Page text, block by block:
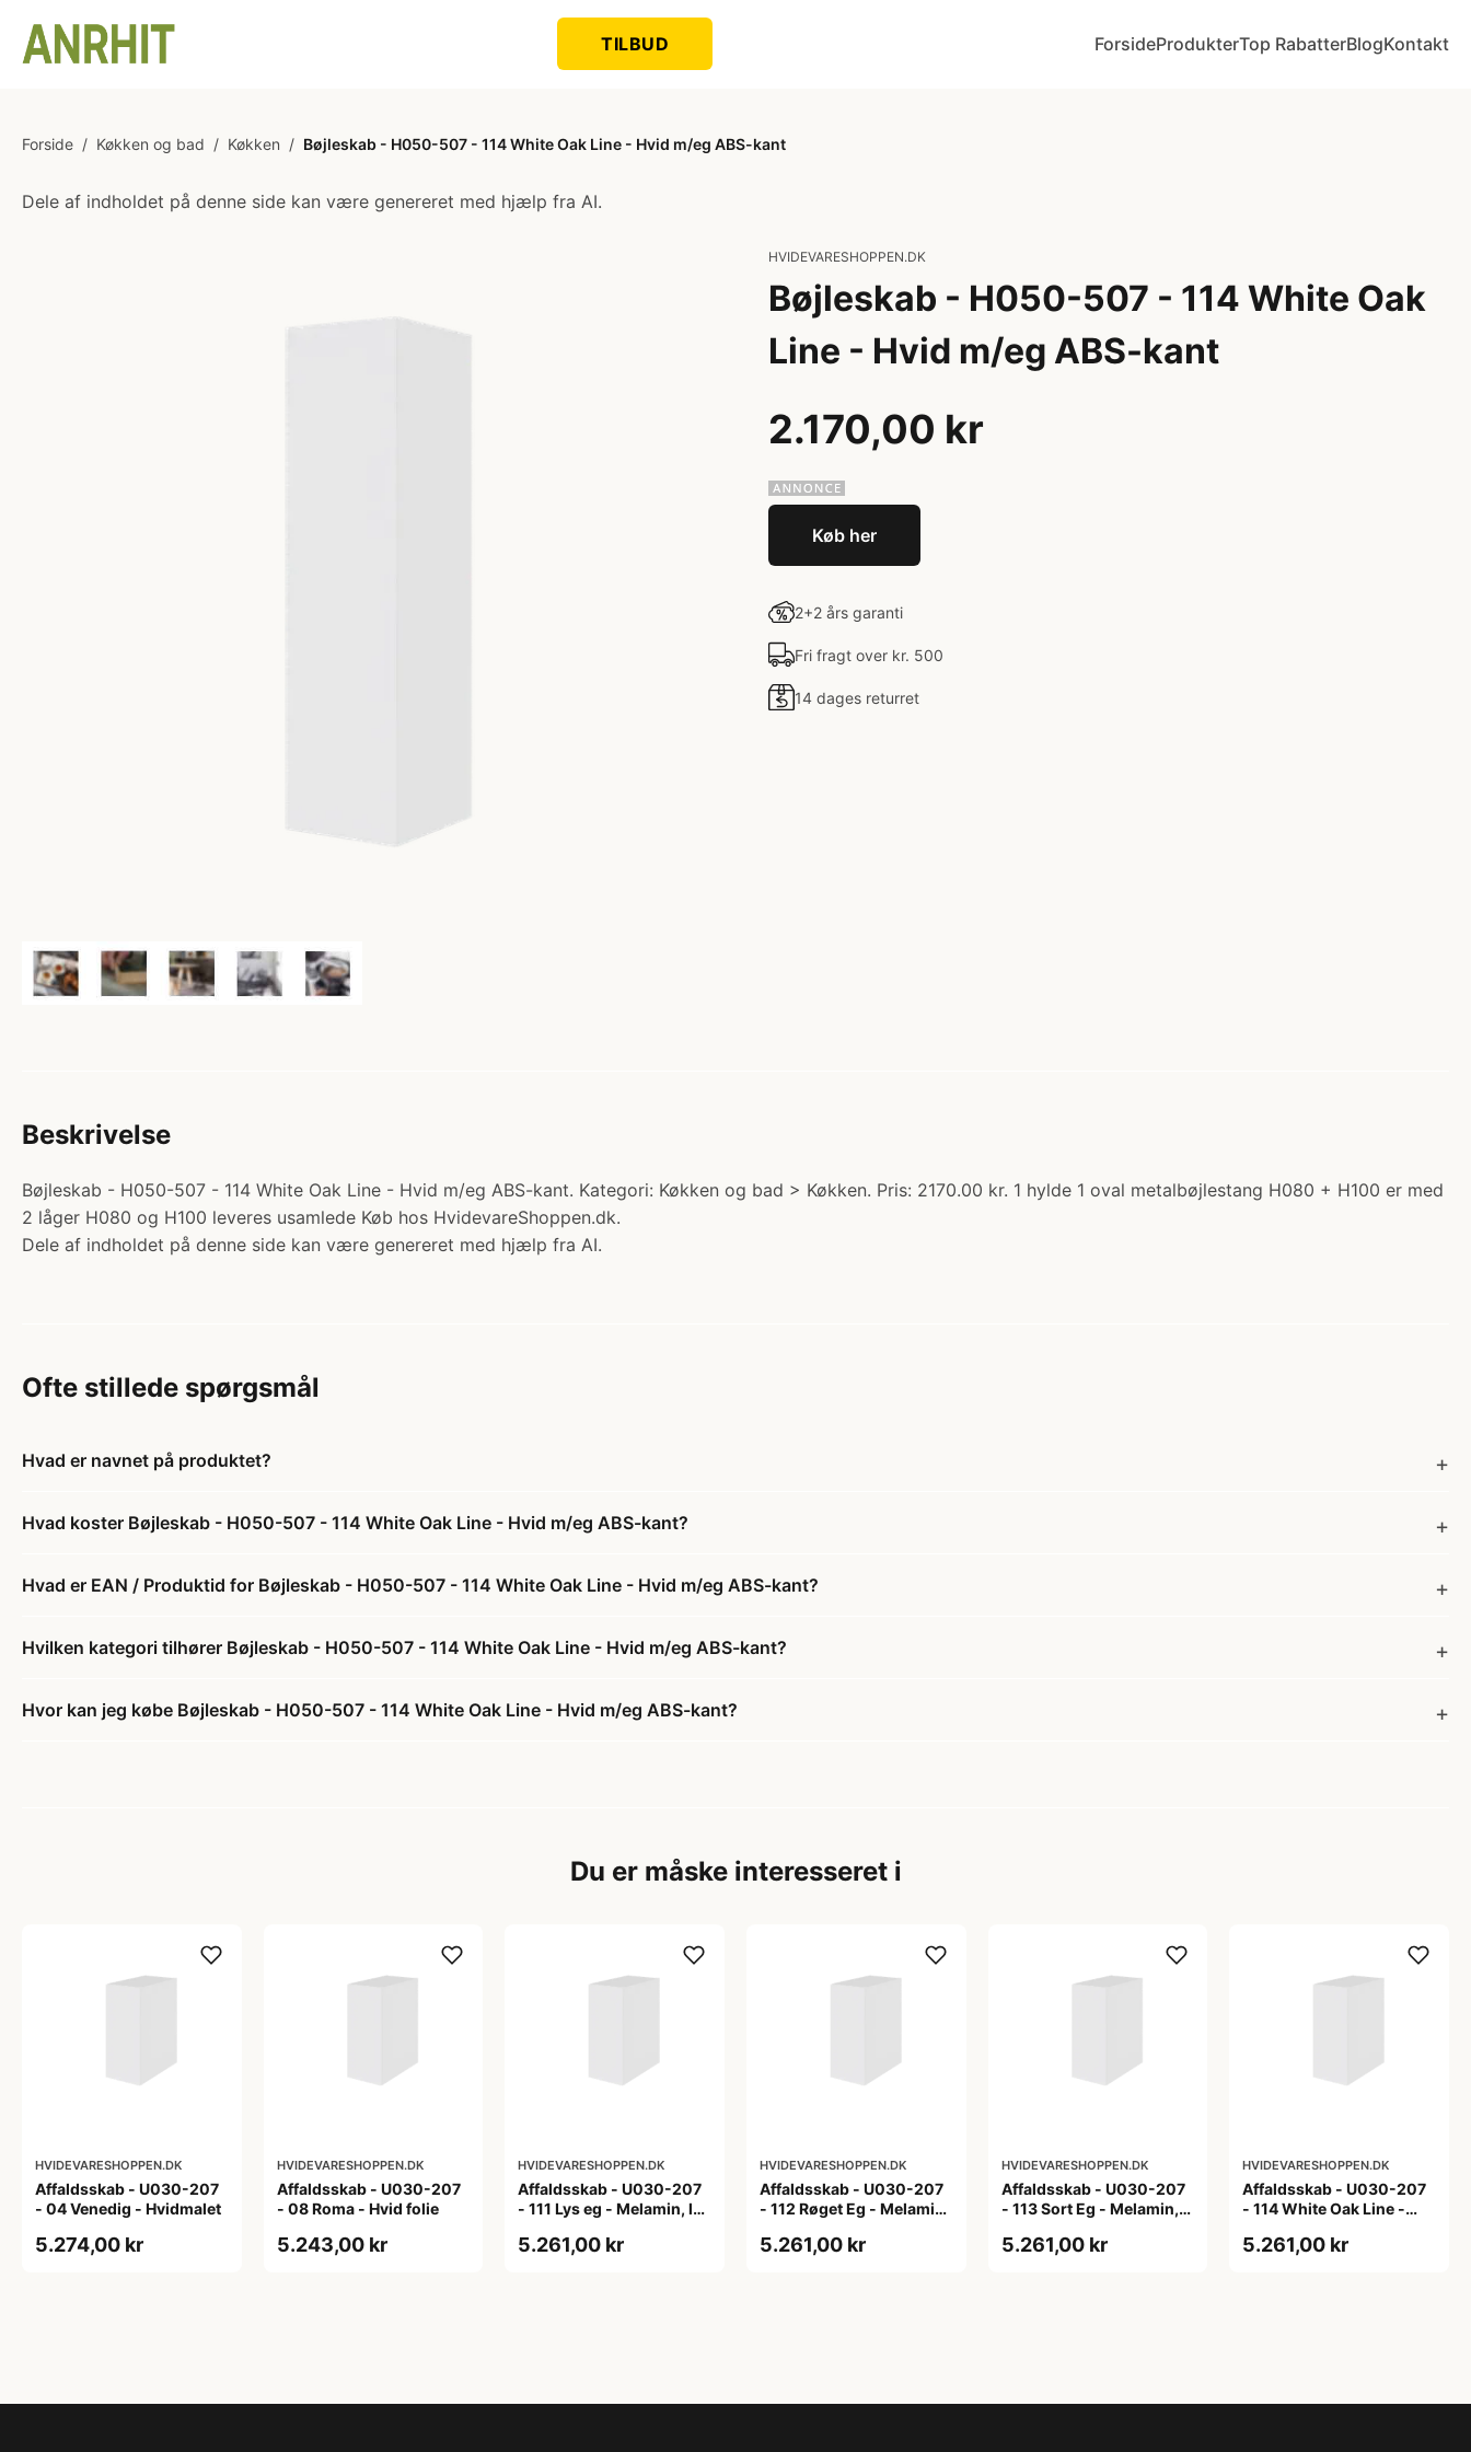
TILBUD ForsideProdukterTop RabatterBlogKontakt
Forside / Køkken og bad / Køkken / Bøjleskab - H050-507 - 114 White Oak Line - Hvid m/eg ABS-kant
Dele af indholdet på denne side kan være genereret med hjælp fra AI.
HVIDEVARESHOPPEN.DK
Bøjleskab - H050-507 - 114 White Oak
Line - Hvid m/eg ABS-kant
2.170,00 kr
Køb her
2+2 års garanti
Fri fragt over kr. 500
14 dages returret
Beskrivelse
Bøjleskab - H050-507 - 114 White Oak Line - Hvid m/eg ABS-kant. Kategori: Køkken og bad > Køkken. Pris: 2170.00 kr. 1 hylde 1 oval metalbøjlestang H080 + H100 er med
2 låger H080 og H100 leveres usamlede Køb hos HvidevareShoppen.dk.
Dele af indholdet på denne side kan være genereret med hjælp fra AI.
Ofte stillede spørgsmål
Hvad er navnet på produktet?
Hvad koster Bøjleskab - H050-507 - 114 White Oak Line - Hvid m/eg ABS-kant?
Hvad er EAN / Produktid for Bøjleskab - H050-507 - 114 White Oak Line - Hvid m/eg ABS-kant?
Hvilken kategori tilhører Bøjleskab - H050-507 - 114 White Oak Line - Hvid m/eg ABS-kant?
Hvor kan jeg købe Bøjleskab - H050-507 - 114 White Oak Line - Hvid m/eg ABS-kant?
Du er måske interesseret i
HVIDEVARESHOPPEN.DK
Affaldsskab - U030-207
- 04 Venedig - Hvidmalet
5.274,00 kr
HVIDEVARESHOPPEN.DK
Affaldsskab - U030-207
- 08 Roma - Hvid folie
5.243,00 kr
HVIDEVARESHOPPEN.DK
Affaldsskab - U030-207
- 111 Lys eg - Melamin, lys
5.261,00 kr
HVIDEVARESHOPPEN.DK
Affaldsskab - U030-207
- 112 Røget Eg - Melamin,
5.261,00 kr
HVIDEVARESHOPPEN.DK
Affaldsskab - U030-207
- 113 Sort Eg - Melamin,
5.261,00 kr
HVIDEVARESHOPPEN.DK
Affaldsskab - U030-207
- 114 White Oak Line -
5.261,00 kr